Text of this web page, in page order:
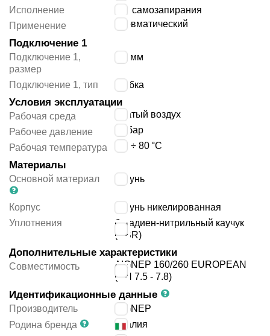
Исполнение
без самозапирания
Применение
пневматический
Подключение 1
Подключение 1,
размер
8/6 мм
Подключение 1, тип трубка
Условия эксплуатации
Рабочая среда
сжатый воздух
Рабочее давление
бар
Рабочая температура
-20 ÷ 80 °C
Материалы
Основной материал латунь
Корпус
латунь никелированная
Уплотнения
бутадиен-нитрильный каучук
(NBR)
Дополнительные характеристики
Совместимость
AIGNEP 160/260 EUROPEAN
(DN 7.5 - 7.8)
Идентификационные данные
Производитель
AIGNEP
Родина бренда
Италия